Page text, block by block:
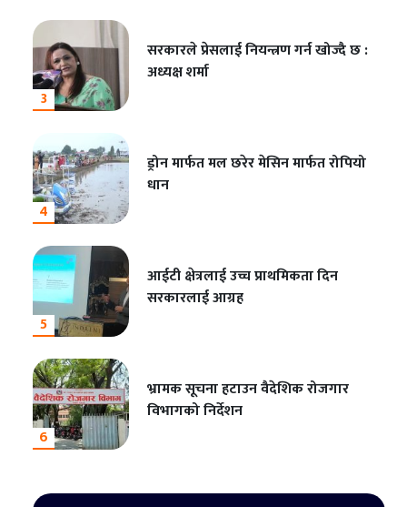
3
सरकारले प्रेसलाई नियन्त्रण गर्न खोज्दै छ :
अध्यक्ष शर्मा
4
ड्रोन मार्फत मल छरेर मेसिन मार्फत रोपियो
धान
5
आईटी क्षेत्रलाई उच्च प्राथमिकता दिन
सरकारलाई आग्रह
6
भ्रामक सूचना हटाउन वैदेशिक रोजगार
विभागको निर्देशन